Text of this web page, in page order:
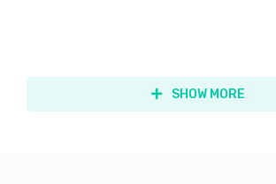
SHOW MORE